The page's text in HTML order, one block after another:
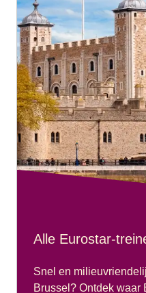
Alle Eurostar-
Snel en
Brussel? Ontdek waar